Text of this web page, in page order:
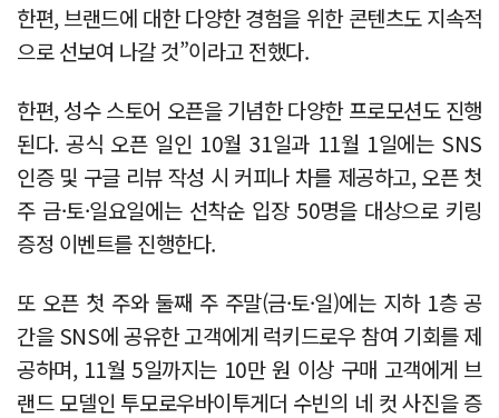
한편, 브랜드에 대한 다양한 경험을 위한 콘텐츠도 지속적
으로 선보여 나갈 것”이라고 전했다.
한편, 성수 스토어 오픈을 기념한 다양한 프로모션도 진행
된다. 공식 오픈 일인 10월 31일과 11월 1일에는 SNS
인증 및 구글 리뷰 작성 시 커피나 차를 제공하고, 오픈 첫
주 금·토·일요일에는 선착순 입장 50명을 대상으로 키링
증정 이벤트를 진행한다.
또 오픈 첫 주와 둘째 주 주말(금·토·일)에는 지하 1층 공
간을 SNS에 공유한 고객에게 럭키드로우 참여 기회를 제
공하며, 11월 5일까지는 10만 원 이상 구매 고객에게 브
랜드 모델인 투모로우바이투게더 수빈의 네 컷 사진을 증